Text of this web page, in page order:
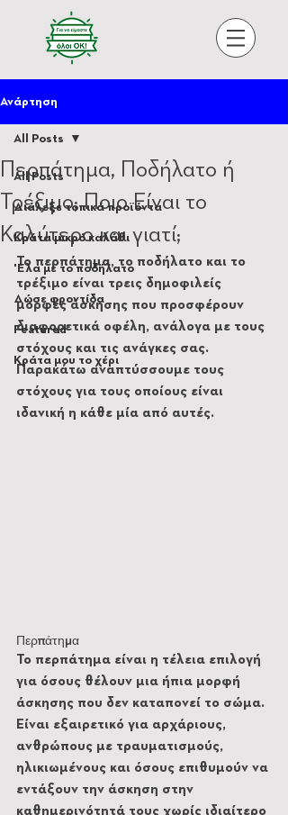
Ανάρτηση
All Posts
Διάλεξε τοπικά προϊόντα
Κράτα μικρό καλάθι
'Ελα με το ποδήλατο
Δώσε φροντίδα
Featured
Κράτα μου το χέρι
All Posts
Περπάτημα, Ποδήλατο ή
Τρέξιμο; Ποιο Είναι το
Καλύτερο και γιατί;
Το περπάτημα, το ποδήλατο και το
τρέξιμο είναι τρεις δημοφιλείς
μορφές άσκησης που προσφέρουν
διαφορετικά οφέλη, ανάλογα με τους
στόχους και τις ανάγκες σας.
Παρακάτω αναπτύσσουμε τους
στόχους για τους οποίους είναι
ιδανική η κάθε μία από αυτές.
Περπάτημα
Το περπάτημα είναι η τέλεια επιλογή
για όσους θέλουν μια ήπια μορφή
άσκησης που δεν καταπονεί το σώμα.
Είναι εξαιρετικό για αρχάριους,
ανθρώπους με τραυματισμούς,
ηλικιωμένους και όσους επιθυμούν να
εντάξουν την άσκηση στην
καθημερινότητά τους χωρίς ιδιαίτερο